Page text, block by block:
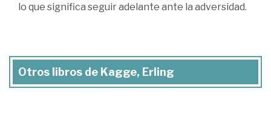
lo que significa seguir adelante ante la adversidad.
Otros libros de Kagge, Erling